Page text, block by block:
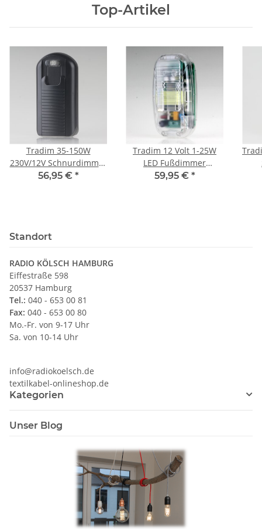
Top-Artikel
Tradim 35-150W
230V/12V Schnurdimmer
Schnurtrafo schwarz mit
56,95 € *
Tradim 12 Volt 1-25W
LED Fußdimmer
Schnurdimmer 230V/12V
59,95 € *
Standort
RADIO KÖLSCH HAMBURG
Eiffestraße 598
20537 Hamburg
Tel.: 040 - 653 00 81
Fax: 040 - 653 00 80
Mo.-Fr. von 9-17 Uhr
Sa. von 10-14 Uhr
info@radiokoelsch.de
textilkabel-onlineshop.de
Kategorien
Unser Blog